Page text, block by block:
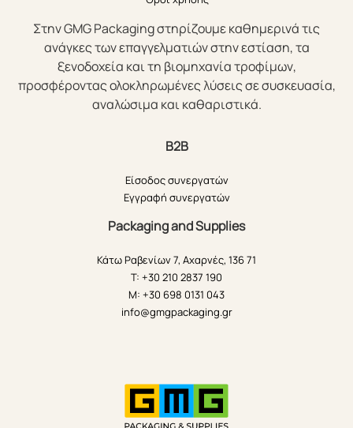
Στην GMG Packaging στηρίζουμε καθημερινά τις
ανάγκες των επαγγελματιών στην εστίαση, τα
ξενοδοχεία και τη βιομηχανία τροφίμων,
προσφέροντας ολοκληρωμένες λύσεις σε συσκευασία,
αναλώσιμα και καθαριστικά.
B2B
Είσοδος συνεργατών
Εγγραφή συνεργατών
Packaging and Supplies
Κάτω Ραβενίων 7, Αχαρνές, 136 71
T: +30 210 2837 190
M: +30 698 0131 043
info@gmgpackaging.gr